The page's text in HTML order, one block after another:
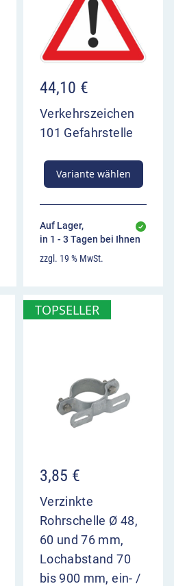
44,10 €
Verkehrszeichen
101 Gefahrstelle
Variante wählen
Auf Lager,
in 1 - 3 Tagen bei Ihnen
zzgl. 19 % MwSt.
TOPSELLER
3,85 €
Verzinkte
Rohrschelle Ø 48,
60 und 76 mm,
Lochabstand 70
bis 900 mm, ein- /